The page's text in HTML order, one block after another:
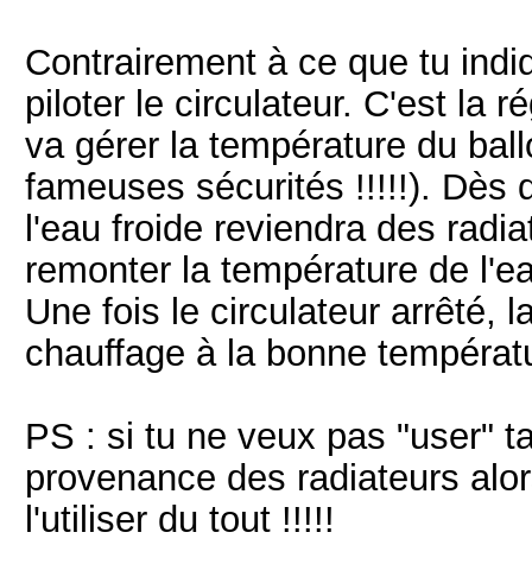
Contrairement à ce que tu
piloter le circulateur. C'est la
va gérer la température du
fameuses sécurités !!!!!). Dès
l'eau froide reviendra des
remonter la température de
Une fois le circulateur arrêté,
chauffage à la bonne
PS : si tu ne veux pas "user"
provenance des radiateurs
l'utiliser du tout !!!!!